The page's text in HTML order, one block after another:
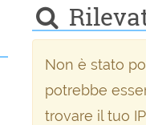
Non è stato
potrebbe
trovare il tuo